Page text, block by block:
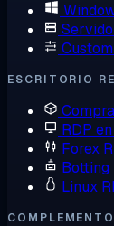
ESCRITORIO
RDP en
Forex
Botting
Linux